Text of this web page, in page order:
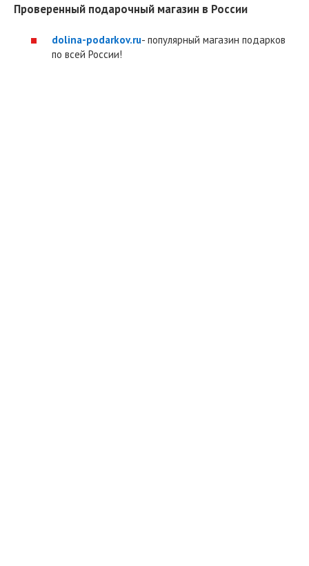
Проверенный подарочный магазин в России
dolina-podarkov.ru- популярный магазин подарков
по всей России!